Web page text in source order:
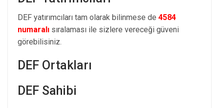
DEF yatırımcıları tam olarak bilinmese de 4584
numaralı sıralaması ile sizlere vereceği güveni
görebilisiniz.
DEF Ortakları
DEF Sahibi